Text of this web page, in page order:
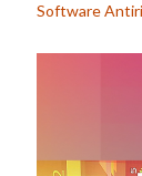
Software